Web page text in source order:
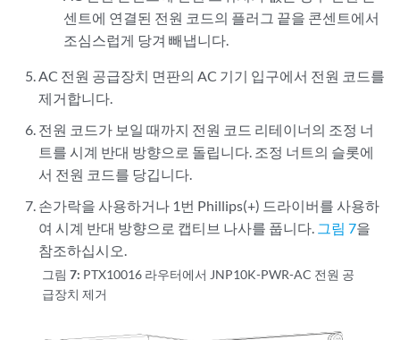
센트에 연결된 전원 코드의 플러그 끝을 콘센트에서
조심스럽게 당겨 빼냅니다.
AC 전원 공급장치 면판의 AC 기기 입구에서 전원 코드를
제거합니다.
전원 코드가 보일 때까지 전원 코드 리테이너의 조정 너
트를 시계 반대 방향으로 돌립니다. 조정 너트의 슬롯에
서 전원 코드를 당깁니다.
손가락을 사용하거나 1번 Phillips(+) 드라이버를 사용하
여 시계 반대 방향으로 캡티브 나사를 풉니다. 그림 7을
참조하십시오.
그림 7: PTX10016 라우터에서 JNP10K-PWR-AC 전원 공
급장치 제거